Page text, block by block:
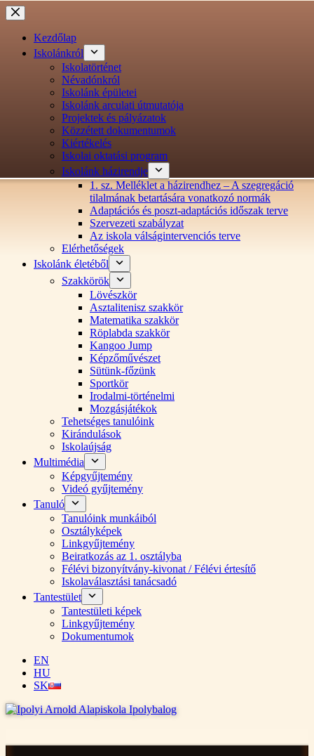
Ugrás
a
tartalomraKezdőlap
Iskolánkról
Iskolatörténet
Névadónkról
Iskolánk épületei
Iskolánk arculati útmutatója
Projektek és pályázatok
Közzétett dokumentumok
Kiértékelés
Iskolai oktatási program
Iskolánk házirendje
1. sz. Melléklet a házirendhez – A szegregáció
tilalmának betartására vonatkozó normák
Adaptációs és poszt-adaptációs időszak terve
Szervezeti szabályzat
Az iskola válságintervenciós terve
Elérhetőségek
Iskolánk életéből
Szakkörök
Lövészkör
Asztalitenisz szakkör
Matematika szakkör
Röplabda szakkör
Kangoo Jump
Képzőművészet
Sütünk-főzünk
Sportkör
Irodalmi-történelmi
Mozgásjátékok
Tehetséges tanulóink
Kirándulások
Iskolaújság
Multimédia
Képgyűjtemény
Videó gyűjtemény
Tanuló
Tanulóink munkáiból
Osztályképek
Linkgyűjtemény
Beiratkozás az 1. osztályba
Félévi bizonyítvány-kivonat / Félévi értesítő
Iskolaválasztási tanácsadó
Tantestület
Tantestületi képek
Linkgyűjtemény
Dokumentumok
EN
HU
SK